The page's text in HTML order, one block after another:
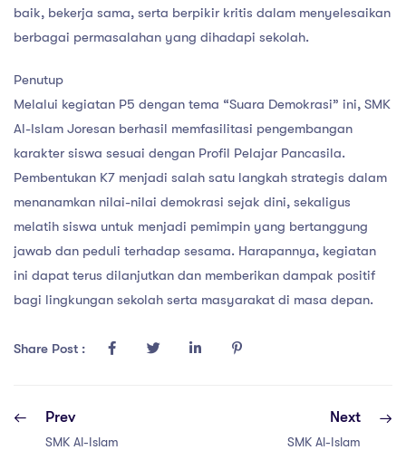
baik, bekerja sama, serta berpikir kritis dalam menyelesaikan
berbagai permasalahan yang dihadapi sekolah.
Penutup
Melalui kegiatan P5 dengan tema “Suara Demokrasi” ini, SMK
Al-Islam Joresan berhasil memfasilitasi pengembangan
karakter siswa sesuai dengan Profil Pelajar Pancasila.
Pembentukan K7 menjadi salah satu langkah strategis dalam
menanamkan nilai-nilai demokrasi sejak dini, sekaligus
melatih siswa untuk menjadi pemimpin yang bertanggung
jawab dan peduli terhadap sesama. Harapannya, kegiatan
ini dapat terus dilanjutkan dan memberikan dampak positif
bagi lingkungan sekolah serta masyarakat di masa depan.
Share Post :
Prev
SMK Al-Islam
Next
SMK Al-Islam